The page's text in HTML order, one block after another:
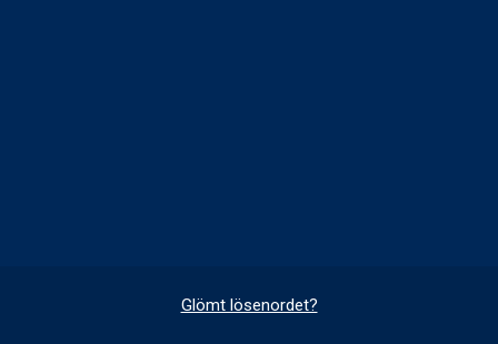
Glömt lösenordet?